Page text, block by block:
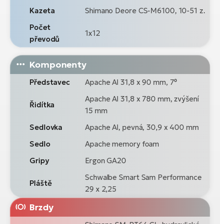
Kazeta
Shimano Deore CS-M6100, 10-51 z.
Počet
převodů
1x12
Komponenty
Představec Apache Al 31,8 x 90 mm, 7°
Řidítka
Apache Al 31,8 x 780 mm, zvýšení
15 mm
Sedlovka
Apache Al, pevná, 30,9 x 400 mm
Sedlo
Apache memory foam
Gripy
Ergon GA20
Pláště
Schwalbe Smart Sam Performance
29 x 2,25
Brzdy